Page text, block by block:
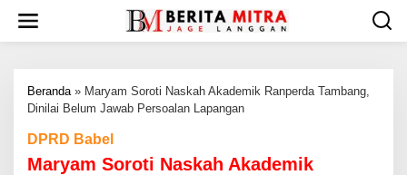
w
Beranda» ‎Maryam Soroti Naskah Akademik Ranperda Tambang,
Dinilai Belum Jawab Persoalan Lapangan
DPRD Babel
‎Maryam Soroti Naskah Akademik